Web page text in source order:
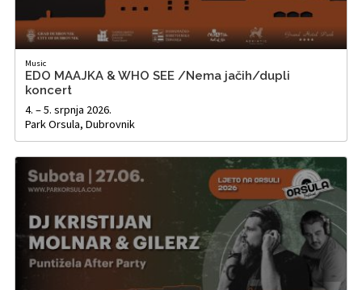
Music
EDO MAAJKA & WHO SEE /Nema jačih/dupli
koncert
4. – 5. srpnja 2026.
Park Orsula, Dubrovnik